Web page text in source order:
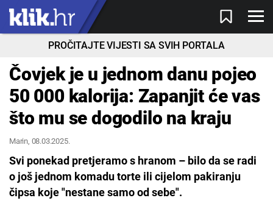
PROČITAJTE VIJESTI SA SVIH PORTALA
Čovjek je u jednom danu pojeo
50 000 kalorija: Zapanjit će vas
što mu se dogodilo na kraju
Marin, 08.03.2025.
Svi ponekad pretjeramo s hranom – bilo da se radi
o još jednom komadu torte ili cijelom pakiranju
čipsa koje "nestane samo od sebe".